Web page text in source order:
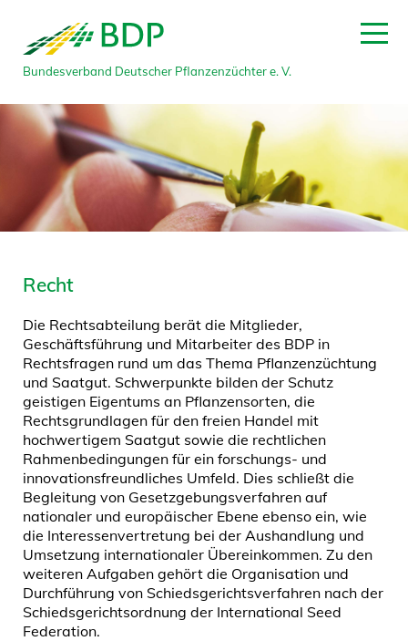
Bundesverband Deutscher Pflanzenzüchter e. V.
Recht
Die Rechtsabteilung berät die Mitglieder,
Geschäftsführung und Mitarbeiter des BDP in
Rechtsfragen rund um das Thema Pflanzenzüchtung
und Saatgut. Schwerpunkte bilden der Schutz
geistigen Eigentums an Pflanzensorten, die
Rechtsgrundlagen für den freien Handel mit
hochwertigem Saatgut sowie die rechtlichen
Rahmenbedingungen für ein forschungs- und
innovationsfreundliches Umfeld. Dies schließt die
Begleitung von Gesetzgebungsverfahren auf
nationaler und europäischer Ebene ebenso ein, wie
die Interessenvertretung bei der Aushandlung und
Umsetzung internationaler Übereinkommen. Zu den
weiteren Aufgaben gehört die Organisation und
Durchführung von Schiedsgerichtsverfahren nach der
Schiedsgerichtsordnung der International Seed
Federation.